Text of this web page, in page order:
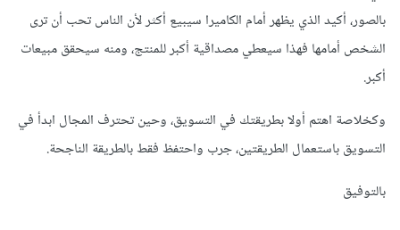
بالصور، أكيد الذي يظهر أمام الكاميرا سيبيع أكثر لأن الناس تحب أن ترى
الشخص أمامها فهذا سيعطي مصداقية أكبر للمنتج، ومنه سيحقق مبيعات
أكبر.
وكخلاصة اهتم أولا بطريقتك في التسويق، وحين تحترف المجال ابدأ في
التسويق باستعمال الطريقتين، جرب واحتفظ فقط بالطريقة الناجحة.
بالتوفيق